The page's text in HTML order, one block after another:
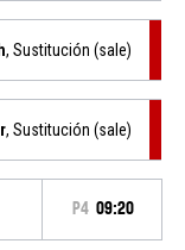
, Sustitución (sale)
, Sustitución (sale)
P4 09:20